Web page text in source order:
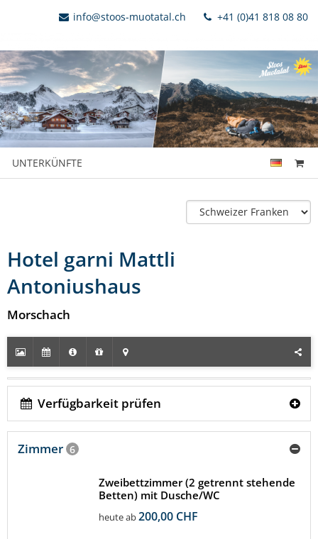
info@stoos-muotatal.ch +41 (0)41 818 08 80
UNTERKÜNFTE
Hotel garni Mattli
Antoniushaus
Morschach
Verfügbarkeit prüfen
Zimmer 6
Zweibettzimmer (2 getrennt stehende
Betten) mit Dusche/WC
heute ab200,00 CHF